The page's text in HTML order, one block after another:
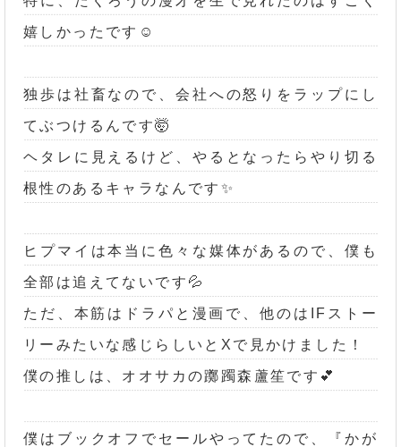
嬉しかったです☺️
独歩は社畜なので、会社への怒りをラップにし
てぶつけるんです🤯
ヘタレに見えるけど、やるとなったらやり切る
根性のあるキャラなんです✨
ヒプマイは本当に色々な媒体があるので、僕も
全部は追えてないです💦
ただ、本筋はドラパと漫画で、他のはIFストー
リーみたいな感じらしいとXで見かけました！
僕の推しは、オオサカの躑躅森蘆笙です💕
僕はブックオフでセールやってたので、『かが